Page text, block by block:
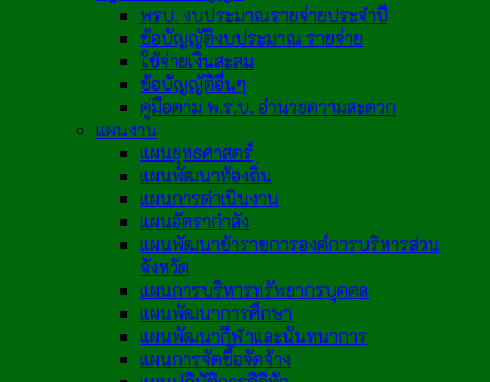
พรบ. งบประมาณรายจ่ายประจำปี
ข้อบัญญัติงบประมาณ รายจ่าย
ใช้จ่ายเงินสะสม
ข้อบัญญัติอื่นๆ
คู่มือตาม พ.ร.บ. อำนวยความสะดวก
แผนงาน
แผนยุทธศาสตร์
แผนพัฒนาท้องถิ่น
แผนการดำเนินงาน
แผนอัตรากำลัง
แผนพัฒนาข้าราชการองค์การบริหารส่วน
จังหวัด
แผนการบริหารทรัพยากรบุคคล
แผนพัฒนาการศึกษา
แผนพัฒนากีฬาและนันทนาการ
แผนการจัดซื้อจัดจ้าง